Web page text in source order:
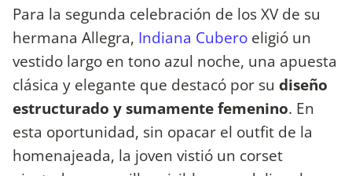
Para la segunda celebración de los XV de su
hermana Allegra, Indiana Cubero eligió un
vestido largo en tono azul noche, una apuesta
clásica y elegante que destacó por su diseño
estructurado y sumamente femenino. En
esta oportunidad, sin opacar el outfit de la
homenajeada, la joven vistió un corset